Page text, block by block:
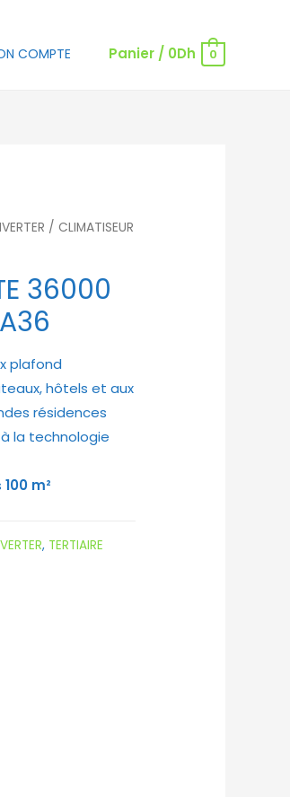
COMPTE Panier/ 0Dh 0
/ CLIMATISEUR
36000
plafond
hôtels et aux
résidences
la technologie
100 m²
, TERTIAIRE